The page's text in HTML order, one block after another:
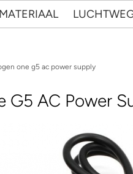
one g5 ac power supply
G5 AC Power